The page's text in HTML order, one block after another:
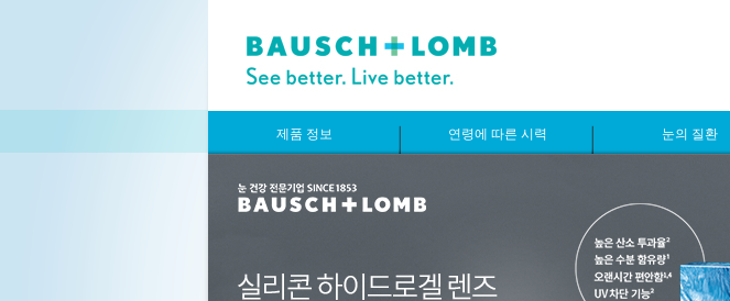
제품 정보 연령에 따른 시력 눈의 질환